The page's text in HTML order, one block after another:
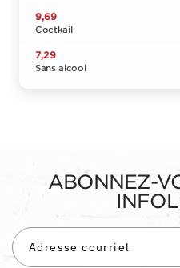
9,69
Coctkail
7,29
Sans alcool
ABONNEZ-